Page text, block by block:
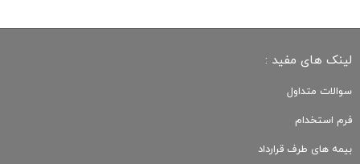
لینک های مفید :
سوالات متداول
فرم استخدام
بیمه های طرف قرارداد